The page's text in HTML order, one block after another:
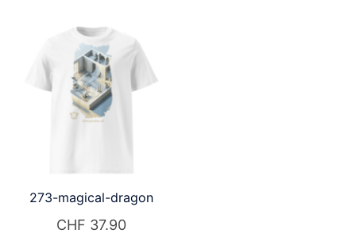
273-magical-dragon
CHF 37.90